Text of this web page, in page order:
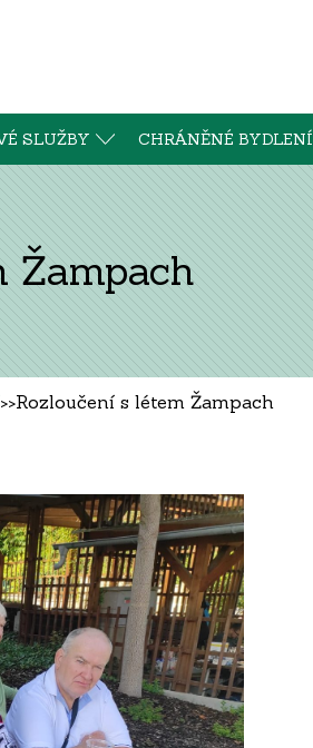
SLUŽBY CHRÁNĚNÉ BYDLENÍ
Žampach
>>Rozloučení s létem Žampach